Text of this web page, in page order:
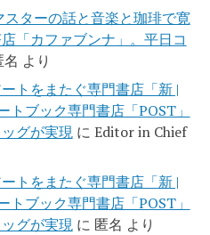
ターの話と音楽と珈琲で寛
「カファブンナ」。平日コ
名 より
トをまたぐ専門書店「新 |
トブック専門書店「POST」
グが実現に Editor in Chief
トをまたぐ専門書店「新 |
トブック専門書店「POST」
グが実現に 匿名 より